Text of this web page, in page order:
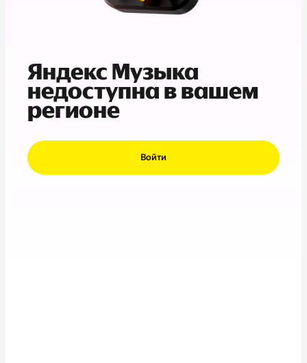
Яндекс Музыка
недоступна в вашем
регионе
Войти